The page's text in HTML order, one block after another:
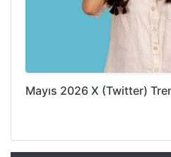
Mayıs 2026 X (Twitter)